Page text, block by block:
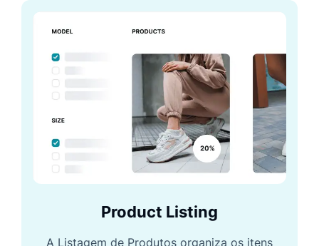
Product Listing
A Listagem de Produtos organiza os itens